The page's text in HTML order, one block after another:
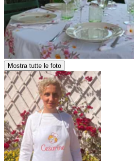
Mostra tutte le foto